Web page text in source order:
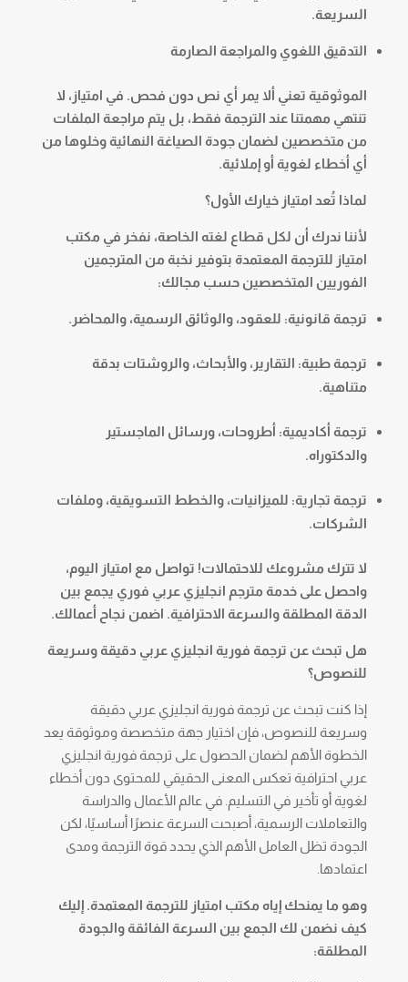
السريعة.
التدقيق اللغوي والمراجعة الصارمة
الموثوقية تعني ألا يمر أي نص دون فحص. في امتياز، لا
تنتهي مهمتنا عند الترجمة فقط، بل يتم مراجعة الملفات
من متخصصين لضمان جودة الصياغة النهائية وخلوها من
أي أخطاء لغوية أو إملائية.
لماذا تُعد امتياز خيارك الأول؟
لأننا ندرك أن لكل قطاع لغته الخاصة، نفخر في مكتب
امتياز للترجمة المعتمدة بتوفير نخبة من المترجمين
الفوريين المتخصصين حسب مجالك:
ترجمة قانونية: للعقود، والوثائق الرسمية، والمحاضر.
ترجمة طبية: التقارير، والأبحاث، والروشتات بدقة
متناهية.
ترجمة أكاديمية: أطروحات، ورسائل الماجستير
والدكتوراه.
ترجمة تجارية: للميزانيات، والخطط التسويقية، وملفات
الشركات.
لا تترك مشروعك للاحتمالات! تواصل مع امتياز اليوم،
واحصل على خدمة مترجم انجليزي عربي فوري يجمع بين
الدقة المطلقة والسرعة الاحترافية. اضمن نجاح أعمالك.
هل تبحث عن ترجمة فورية انجليزي عربي دقيقة وسريعة
للنصوص؟
إذا كنت تبحث عن ترجمة فورية انجليزي عربي دقيقة
وسريعة للنصوص، فإن اختيار جهة متخصصة وموثوقة يعد
الخطوة الأهم لضمان الحصول على ترجمة فورية انجليزي
عربي احترافية تعكس المعنى الحقيقي للمحتوى دون أخطاء
لغوية أو تأخير في التسليم. في عالم الأعمال والدراسة
والتعاملات الرسمية، أصبحت السرعة عنصرًا أساسيًا، لكن
الجودة تظل العامل الأهم الذي يحدد قوة الترجمة ومدى
اعتمادها.
وهو ما يمنحك إياه مكتب امتياز للترجمة المعتمدة. إليك
كيف نضمن لك الجمع بين السرعة الفائقة والجودة
المطلقة: